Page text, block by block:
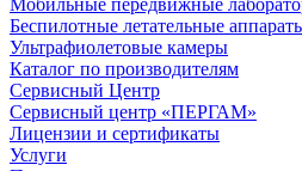
Мобильные передвижные
Беспилотные летательные
Ультрафиолетовые камеры
Каталог по производителям
Сервисный Центр
Сервисный центр «ПЕРГАМ»
Лицензии и сертификаты
Услуги